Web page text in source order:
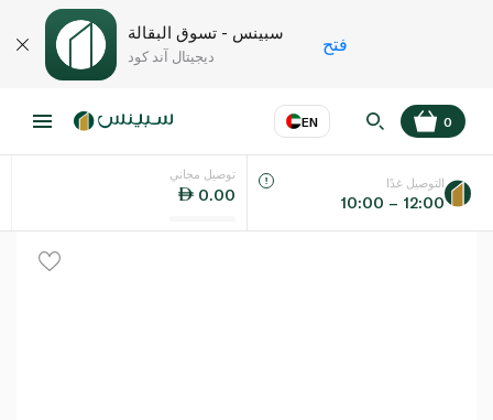
سبينس - تسوق البقالة
ديجيتال آند كود
فتح
EN
اللغة عر
0
توصيل مجاني
0.00
التوصيل غدًا
10:00 – 12:00